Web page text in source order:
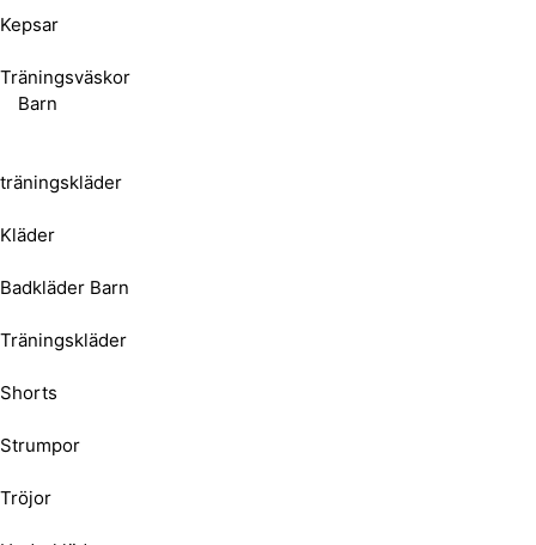
Kepsar
Träningsväskor
Barn
träningskläder
Kläder
Badkläder Barn
Träningskläder
Shorts
Strumpor
Tröjor